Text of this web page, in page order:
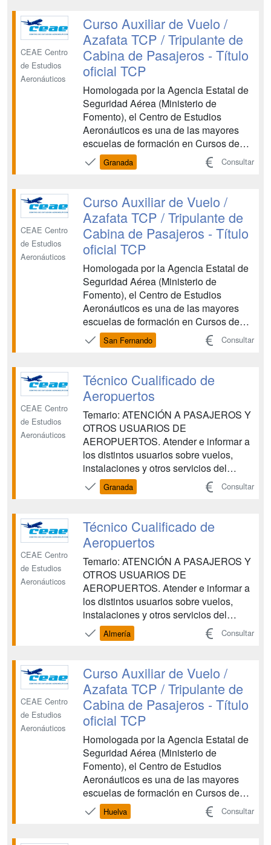
para ambas partes. Para ello te
preparamos para ...
CEAE Centro
de Estudios
Aeronáuticos
Curso Auxiliar de Vuelo /
Azafata TCP / Tripulante de
Cabina de Pasajeros - Título
oficial TCP
Homologada por la Agencia Estatal de
Seguridad Aérea (Ministerio de
Fomento), el Centro de Estudios
Aeronáuticos es una de las mayores
escuelas de formación en Cursos de
Tripulante de Cabina de Pasajeros y
Cursos de Técnicos de Operaciones
de prestigio que colabora con las
principales compañías aéreas en la
forma...
Granada Consultar
CEAE Centro
de Estudios
Aeronáuticos
Curso Auxiliar de Vuelo /
Azafata TCP / Tripulante de
Cabina de Pasajeros - Título
oficial TCP
Homologada por la Agencia Estatal de
Seguridad Aérea (Ministerio de
Fomento), el Centro de Estudios
Aeronáuticos es una de las mayores
escuelas de formación en Cursos de
Tripulante de Cabina de Pasajeros y
Cursos de Técnicos de Operaciones
de prestigio que colabora con las
principales compañías aéreas en la
forma...
San Fernando Consultar
CEAE Centro
de Estudios
Aeronáuticos
Técnico Cualificado de
Aeropuertos
Temario: ATENCIÓN A PASAJEROS Y
OTROS USUARIOS DE
AEROPUERTOS. Atender e informar a
los distintos usuarios sobre vuelos,
instalaciones y otros servicios del
aeropuerto, siguiendo los
procedimientos establecidos, aplicando
para las personas con discapacidad y
con la eficacia y calidad requeridas.
OPERACIONES DE G...
Granada Consultar
CEAE Centro
de Estudios
Aeronáuticos
Técnico Cualificado de
Aeropuertos
Temario: ATENCIÓN A PASAJEROS Y
OTROS USUARIOS DE
AEROPUERTOS. Atender e informar a
los distintos usuarios sobre vuelos,
instalaciones y otros servicios del
aeropuerto, siguiendo los
procedimientos establecidos, aplicando
para las personas con discapacidad y
con la eficacia y calidad requeridas.
OPERACIONES DE G...
Almería Consultar
CEAE Centro
de Estudios
Aeronáuticos
Curso Auxiliar de Vuelo /
Azafata TCP / Tripulante de
Cabina de Pasajeros - Título
oficial TCP
Homologada por la Agencia Estatal de
Seguridad Aérea (Ministerio de
Fomento), el Centro de Estudios
Aeronáuticos es una de las mayores
escuelas de formación en Cursos de
Tripulante de Cabina de Pasajeros y
Cursos de Técnicos de Operaciones
Huelva Consultar